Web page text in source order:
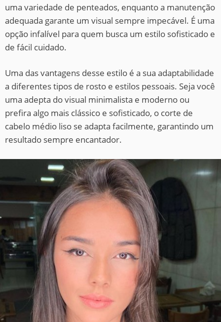
uma variedade de penteados, enquanto a manutenção
adequada garante um visual sempre impecável. É uma
opção infalível para quem busca um estilo sofisticado e
de fácil cuidado.
Uma das vantagens desse estilo é a sua adaptabilidade
a diferentes tipos de rosto e estilos pessoais. Seja você
uma adepta do visual minimalista e moderno ou
prefira algo mais clássico e sofisticado, o corte de
cabelo médio liso se adapta facilmente, garantindo um
resultado sempre encantador.